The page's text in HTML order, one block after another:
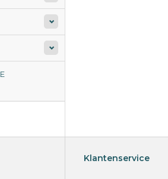
Klantenservice